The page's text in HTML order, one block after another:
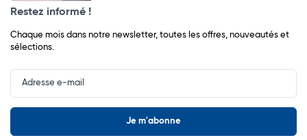
Restez informé !
Chaque mois dans notre newsletter, toutes les offres, nouveautés et
sélections.
Input
Newsletter